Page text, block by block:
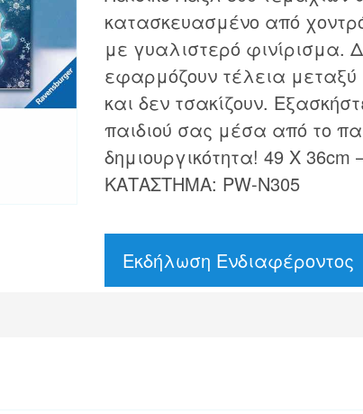
κατασκευασμένο από
με γυαλιστερό φινίρισμα.
εφαρμόζουν τέλεια μεταξύ
και δεν τσακίζουν.
παιδιού σας μέσα από το
δημιουργικότητα! 49 Χ 36cm
ΚΑΤΑΣΤΗΜΑ: PW-N305
Εκδήλωση Ενδιαφέροντος